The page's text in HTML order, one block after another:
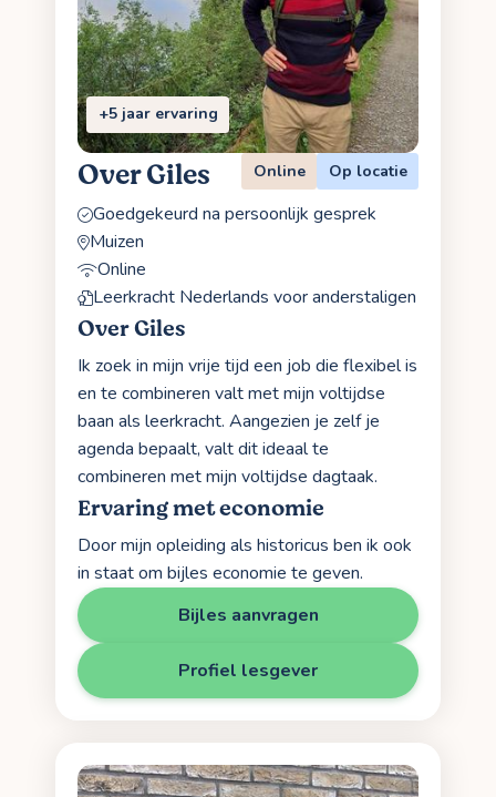
+5 jaar ervaring
Over Giles Online Op locatie
Goedgekeurd na persoonlijk gesprek
Muizen
Online
Leerkracht Nederlands voor anderstaligen
Over Giles
Ik zoek in mijn vrije tijd een job die flexibel is
en te combineren valt met mijn voltijdse
baan als leerkracht. Aangezien je zelf je
agenda bepaalt, valt dit ideaal te
combineren met mijn voltijdse dagtaak.
Ervaring met economie
Door mijn opleiding als historicus ben ik ook
in staat om bijles economie te geven.
Bijles aanvragen
Profiel lesgever